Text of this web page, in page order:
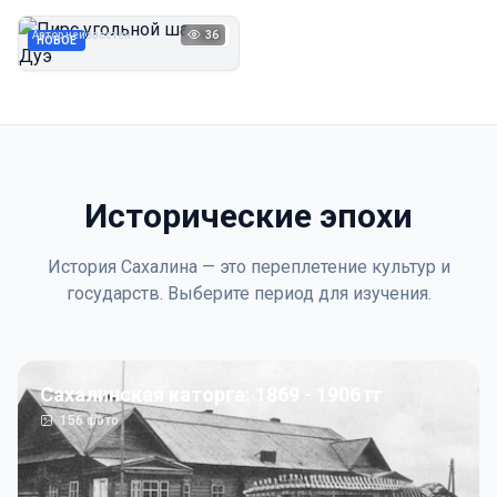
НОВОЕ 1923
Автор неизвестен 36
Исторические эпохи
История Сахалина — это переплетение культур и
государств. Выберите период для изучения.
Сахалинская каторга: 1869 - 1906 гг
156фото